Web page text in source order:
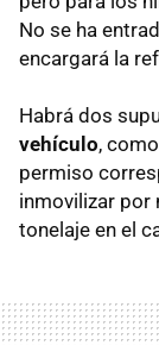
No se ha
encargará la
Habrá dos
vehículo,
permiso
inmovilizar por
tonelaje en el